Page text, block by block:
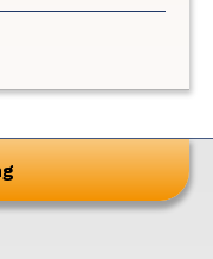
vi brug for